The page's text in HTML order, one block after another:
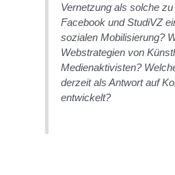
Vernetzung als solche
Facebook und StudiVZ
sozialen Mobilisierung?
Webstrategien von
Medienaktivisten?
derzeit als Antwort auf
entwickelt?